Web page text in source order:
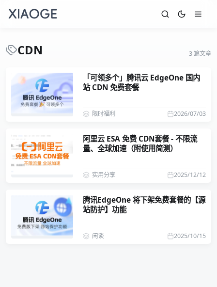
CDN 3 篇文章
「可领多个」腾讯云 EdgeOne 国内
站 CDN 免费套餐
2026/07/03
限时福利
阿里云 ESA 免费 CDN套餐 - 不限流
量、全球加速（附使用简测）
2025/12/12
实用分享
腾讯EdgeOne 将下架免费套餐的【源
站防护】功能
2025/10/15
闲谈